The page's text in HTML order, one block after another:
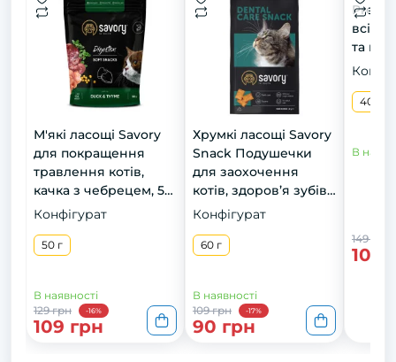
М'які ласощі Savory
для покращення
травлення котів,
качка з чебрецем, 50
г
Конфігурат
50 г
В наявності
129 грн
-16%
109 грн
Хрумкі ласощі Savory
Snack Подушечки
для заохочення
котів, здоров’я зубів,
60 г
Конфігурат
60 г
В наявності
109 грн
-17%
90 грн
всіх
та
400 г
400 г
В
149 грн
109